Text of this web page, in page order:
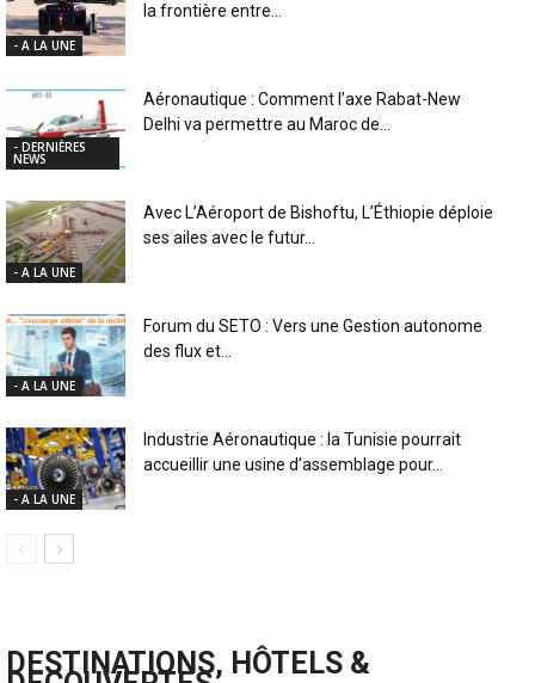
- A LA UNE
la frontière entre...
- DERNIÈRES
NEWS
Aéronautique : Comment l’axe Rabat-New
Delhi va permettre au Maroc de...
- A LA UNE
Avec L’Aéroport de Bishoftu, L’Éthiopie déploie
ses ailes avec le futur...
- A LA UNE
Forum du SETO : Vers une Gestion autonome
des flux et...
- A LA UNE
Industrie Aéronautique : la Tunisie pourrait
accueillir une usine d’assemblage pour...
DESTINATIONS, HÔTELS &